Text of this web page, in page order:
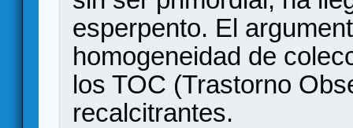
esperpento. El
homogeneidad de
los TOC (Trastorno
recalcitrantes.